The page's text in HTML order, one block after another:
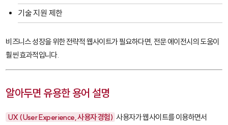
기술 지원 제한
비즈니스 성장을 위한 전략적 웹사이트가 필요하다면, 전문 에이전시의 도움이
훨씬 효과적입니다.
알아두면 유용한 용어 설명
UX (User Experience, 사용자 경험) 사용자가 웹사이트를 이용하면서